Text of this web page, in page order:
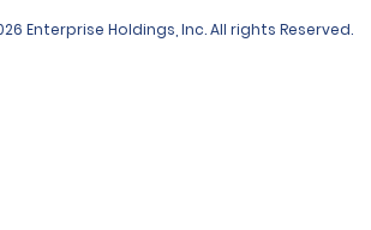
Enterprise Holdings, Inc. All rights Reserved.